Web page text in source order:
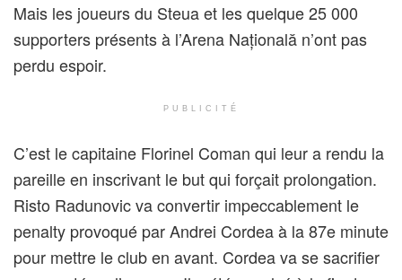
Mais les joueurs du Steua et les quelque 25 000
supporters présents à l’Arena Națională n’ont pas
perdu espoir.
PUBLICITÉ
C’est le capitaine Florinel Coman qui leur a rendu la
pareille en inscrivant le but qui forçait prolongation.
Risto Radunovic va convertir impeccablement le
penalty provoqué par Andrei Cordea à la 87e minute
pour mettre le club en avant. Cordea va se sacrifier